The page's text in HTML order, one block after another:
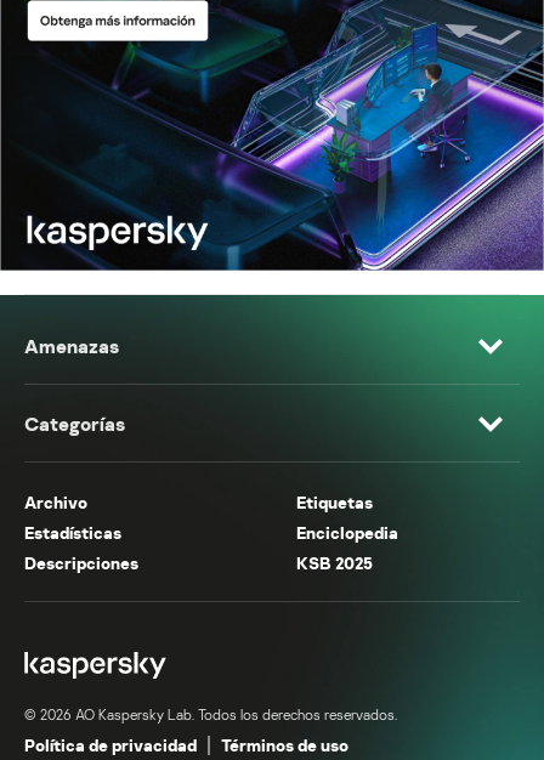
Amenazas
Categorías
Archivo
Etiquetas
Estadísticas
Enciclopedia
Descripciones
KSB 2025
© 2026 AO Kaspersky Lab. Todos los derechos reservados.
Política de privacidad Términos de uso